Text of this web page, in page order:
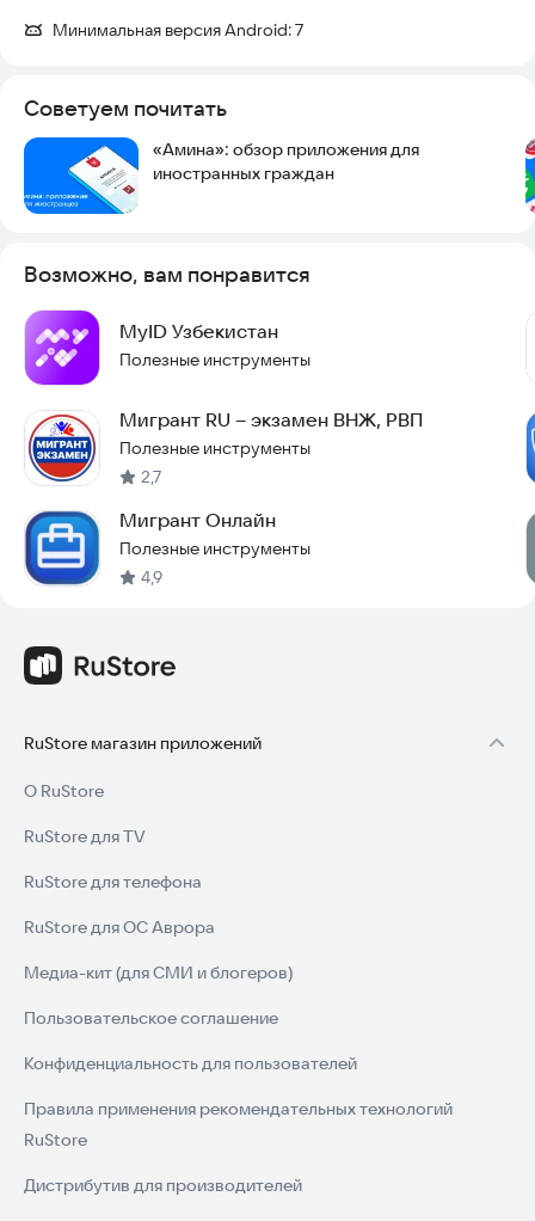
Минимальная версия Android:7
Советуем почитать
«Амина»: обзор приложения для
иностранных граждан
Возможно, вам понравится
MyID Узбекистан
Полезные инструменты
Мигрант RU – экзамен ВНЖ, РВП
Полезные инструменты
2,7
Мигрант Онлайн
Полезные инструменты
4,9
RuStore магазин приложений
О RuStore
RuStore для TV
RuStore для телефона
RuStore для ОС Аврора
Медиа-кит (для СМИ и блогеров)
Пользовательское соглашение
Конфиденциальность для пользователей
Правила применения рекомендательных технологий
RuStore
Дистрибутив для производителей